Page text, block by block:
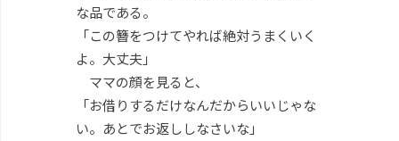
な品である。
「この簪をつけてやれば絶対うまくいく
よ。大丈夫」
ママの顔を見ると、
「お借りするだけなんだからいいじゃな
い。あとでお返ししなさいな」